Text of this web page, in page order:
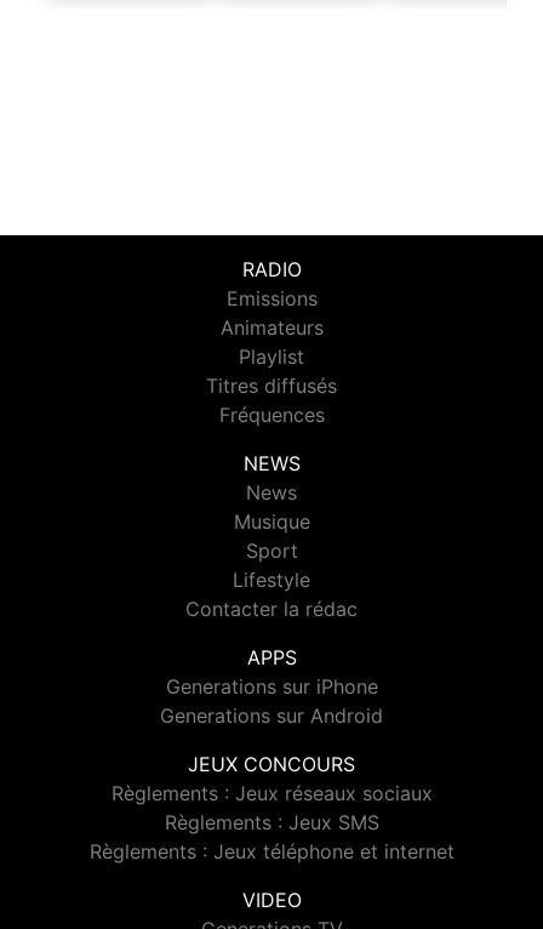
RADIO
Emissions
Animateurs
Playlist
Titres diffusés
Fréquences
NEWS
News
Musique
Sport
Lifestyle
Contacter la rédac
APPS
Generations sur iPhone
Generations sur Android
JEUX CONCOURS
Règlements : Jeux réseaux sociaux
Règlements : Jeux SMS
Règlements : Jeux téléphone et internet
VIDEO